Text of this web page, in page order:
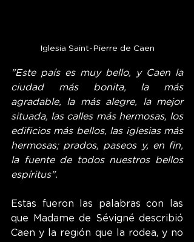
Iglesia Saint-Pierre de Caen
"Este país es muy bello, y Caen la
ciudad más bonita, la más
agradable, la más alegre, la mejor
situada, las calles más hermosas, los
edificios más bellos, las iglesias más
hermosas; prados, paseos y, en fin,
la fuente de todos nuestros bellos
espíritus".
Estas fueron las palabras con las
que Madame de Sévigné describió
Caen y la región que la rodea, y no